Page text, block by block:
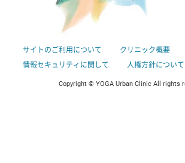
サイトのご利用について クリニック概要
情報セキュリティに関して
人権方針について
Copyright © YOGA Urban Clinic All rights